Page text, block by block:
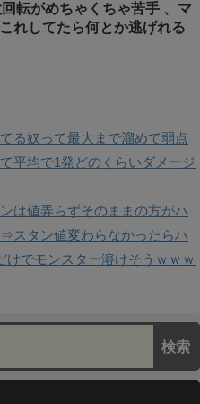
回転がめちゃくちゃ苦手 、マ
れしてたら何とか逃げれる
る奴って最大まで溜めて弱点
平均で1発どのくらいダメージ
は値弄らずそのままの方がハ
スタン値変わらなかったらハ
けでモンスター溶けそうｗｗｗ